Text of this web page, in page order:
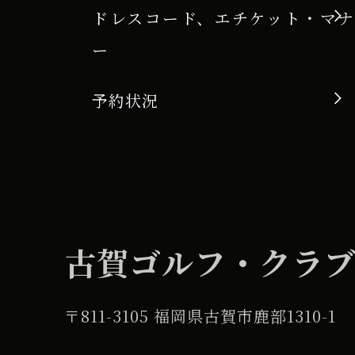
ドレスコード、エチケット・マナ
ー
予約状況
古賀ゴルフ・クラ
〒811-3105 福岡県古賀市鹿部1310-1